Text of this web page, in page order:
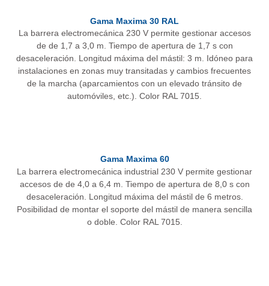
Gama Maxima 30 RAL
La barrera electromecánica 230 V permite gestionar accesos
de de 1,7 a 3,0 m. Tiempo de apertura de 1,7 s con
desaceleración. Longitud máxima del mástil: 3 m. Idóneo para
instalaciones en zonas muy transitadas y cambios frecuentes
de la marcha (aparcamientos con un elevado tránsito de
automóviles, etc.). Color RAL 7015.
Gama Maxima 60
La barrera electromecánica industrial 230 V permite gestionar
accesos de de 4,0 a 6,4 m. Tiempo de apertura de 8,0 s con
desaceleración. Longitud máxima del mástil de 6 metros.
Posibilidad de montar el soporte del mástil de manera sencilla
o doble. Color RAL 7015.